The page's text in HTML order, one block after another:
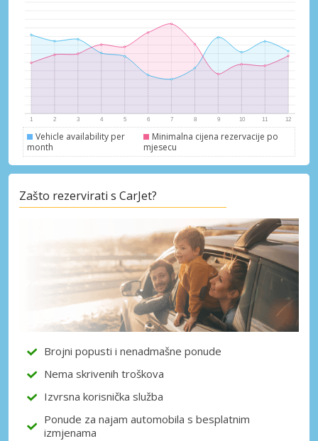
Vehicle availability per
month
Minimalna cijena rezervacije po
mjesecu
Zašto rezervirati s CarJet?
Brojni popusti i nenadmašne ponude
Nema skrivenih troškova
Izvrsna korisnička služba
Ponude za najam automobila s besplatnim
izmjenama
Posebni popusti
Pristupite ekskluzivnim ponudama naših
dobavljača